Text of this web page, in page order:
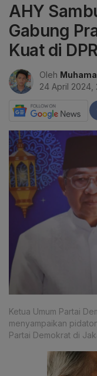
AHY
Gabung
Kuat di DPR
Oleh
24 April 2024,
Ketua Umum Partai
menyampaikan
Partai Demokrat di